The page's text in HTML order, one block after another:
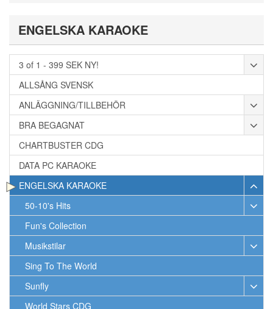
ENGELSKA KARAOKE
3 of 1 - 399 SEK NY!
ALLSÅNG SVENSK
ANLÄGGNING/TILLBEHÖR
BRA BEGAGNAT
CHARTBUSTER CDG
DATA PC KARAOKE
ENGELSKA KARAOKE
50-10's Hits
Fun's Collection
Musikstilar
Sing To The World
Sunfly
World Stars CDG